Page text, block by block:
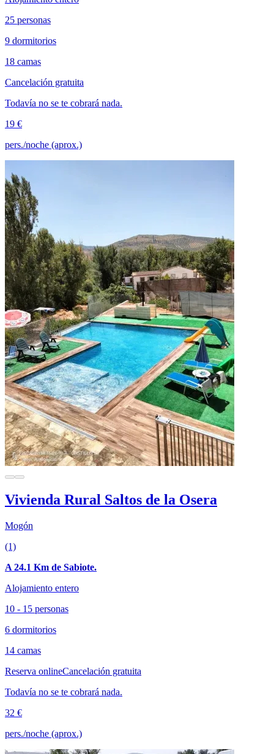
25 personas
9 dormitorios
18 camas
Cancelación gratuita
Todavía no se te cobrará nada.
19 €
pers./noche (aprox.)
Vivienda Rural Saltos de la Osera
Mogón
(1)
A 24.1 Km de Sabiote.
Alojamiento entero
10 - 15 personas
6 dormitorios
14 camas
Reserva onlineCancelación gratuita
Todavía no se te cobrará nada.
32 €
pers./noche (aprox.)